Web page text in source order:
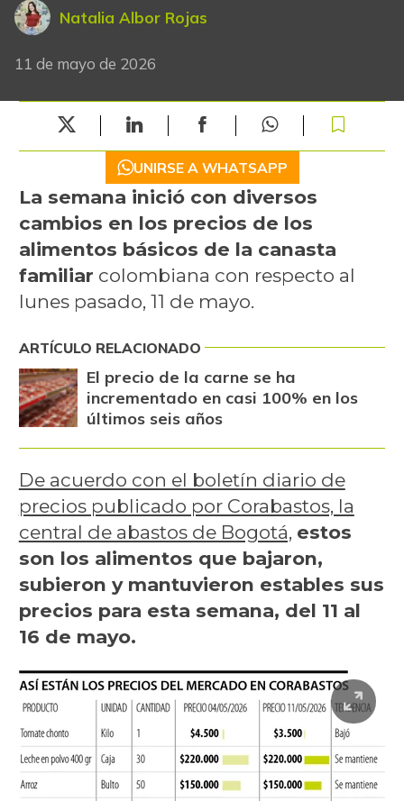
Natalia Albor Rojas
11 de mayo de 2026
UNIRSE A WHATSAPP
La semana inició con diversos
cambios en los precios de los
alimentos básicos de la canasta
familiar colombiana con respecto al
lunes pasado, 11 de mayo.
ARTÍCULO RELACIONADO
El precio de la carne se ha
incrementado en casi 100% en los
últimos seis años
De acuerdo con el boletín diario de
precios publicado por Corabastos, la
central de abastos de Bogotá, estos
son los alimentos que bajaron,
subieron y mantuvieron estables sus
precios para esta semana, del 11 al
16 de mayo.